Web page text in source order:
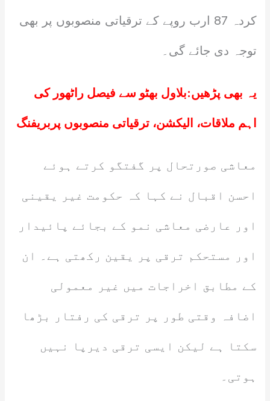
کردہ 87 ارب روپے کے ترقیاتی منصوبوں پر بھی
توجہ دی جائے گی۔
یہ بھی پڑھیں:بلاول بھٹو سے فیصل راٹھور کی
اہم ملاقات، الیکشن، ترقیاتی منصوبوں پربریفنگ
معاشی صورتحال پر گفتگو کرتے ہوئے
احسن اقبال نے کہا کہ حکومت غیر یقینی
اور عارضی معاشی نمو کے بجائے پائیدار
اور مستحکم ترقی پر یقین رکھتی ہے۔ ان
کے مطابق اخراجات میں غیر معمولی
اضافہ وقتی طور پر ترقی کی رفتار بڑھا
سکتا ہے لیکن ایسی ترقی دیرپا نہیں
ہوتی۔